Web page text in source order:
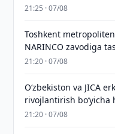
21:25 · 07/08
Toshkent
NARINCO zavodiga
21:20 · 07/08
Oʻzbekiston va JICA
rivojlantirish
21:20 · 07/08